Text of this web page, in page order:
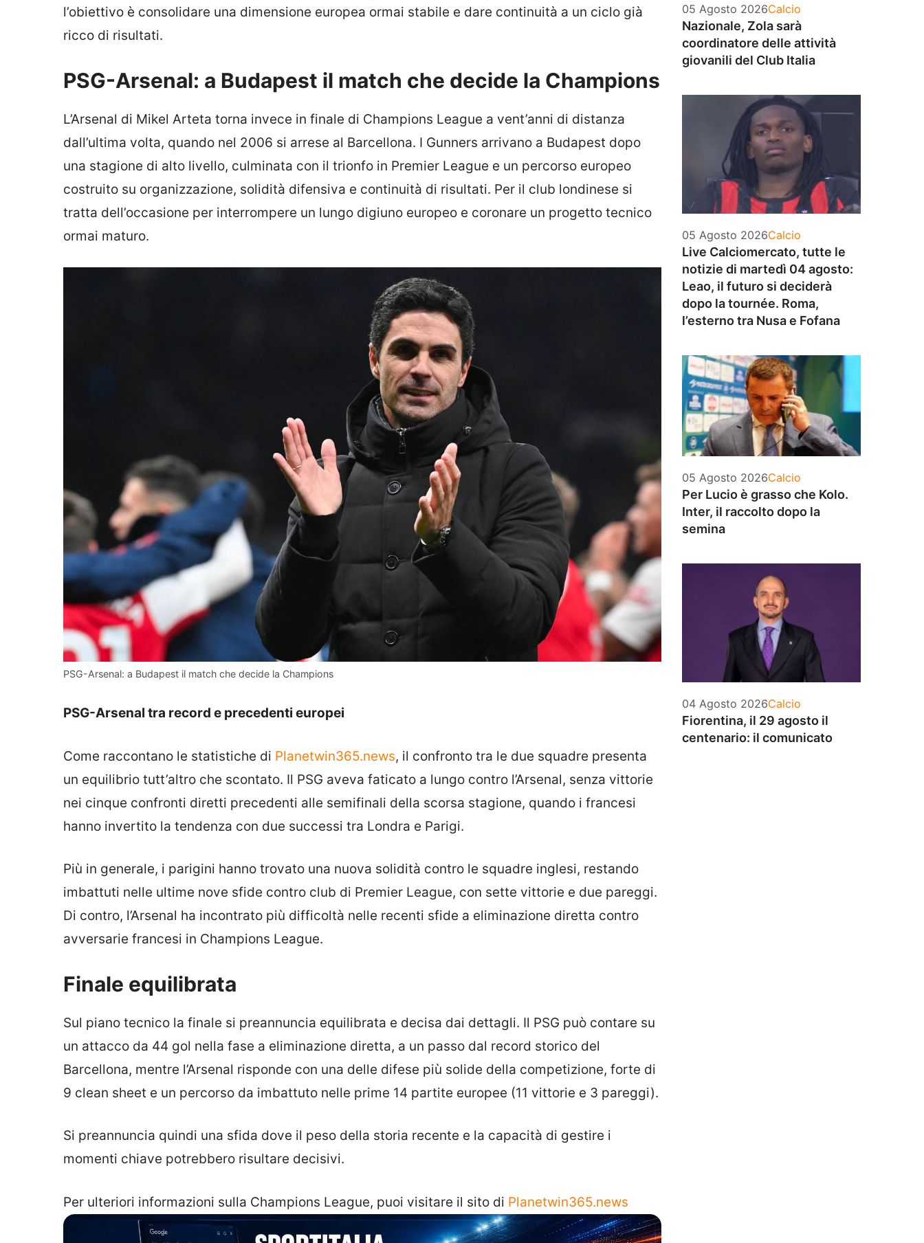
l’obiettivo è consolidare una dimensione europea ormai stabile e dare continuità a un ciclo già
ricco di risultati.
PSG-Arsenal: a Budapest il match che decide la Champions
L’Arsenal di Mikel Arteta torna invece in finale di Champions League a vent’anni di distanza
dall’ultima volta, quando nel 2006 si arrese al Barcellona. I Gunners arrivano a Budapest dopo
una stagione di alto livello, culminata con il trionfo in Premier League e un percorso europeo
costruito su organizzazione, solidità difensiva e continuità di risultati. Per il club londinese si
tratta dell’occasione per interrompere un lungo digiuno europeo e coronare un progetto tecnico
ormai maturo.
PSG-Arsenal: a Budapest il match che decide la Champions
PSG-Arsenal tra record e precedenti europei
Come raccontano le statistiche di Planetwin365.news, il confronto tra le due squadre presenta
un equilibrio tutt’altro che scontato. Il PSG aveva faticato a lungo contro l’Arsenal, senza vittorie
nei cinque confronti diretti precedenti alle semifinali della scorsa stagione, quando i francesi
hanno invertito la tendenza con due successi tra Londra e Parigi.
Più in generale, i parigini hanno trovato una nuova solidità contro le squadre inglesi, restando
imbattuti nelle ultime nove sfide contro club di Premier League, con sette vittorie e due pareggi.
Di contro, l’Arsenal ha incontrato più difficoltà nelle recenti sfide a eliminazione diretta contro
avversarie francesi in Champions League.
Finale equilibrata
Sul piano tecnico la finale si preannuncia equilibrata e decisa dai dettagli. Il PSG può contare su
un attacco da 44 gol nella fase a eliminazione diretta, a un passo dal record storico del
Barcellona, mentre l’Arsenal risponde con una delle difese più solide della competizione, forte di
9 clean sheet e un percorso da imbattuto nelle prime 14 partite europee (11 vittorie e 3 pareggi).
Si preannuncia quindi una sfida dove il peso della storia recente e la capacità di gestire i
momenti chiave potrebbero risultare decisivi.
Per ulteriori informazioni sulla Champions League, puoi visitare il sito di Planetwin365.news
05 Agosto 2026Categorie
Calcio
Nazionale, Zola sarà
coordinatore delle attività
giovanili del Club Italia
05 Agosto 2026Categorie
Calcio
Live Calciomercato, tutte le
notizie di martedì 04 agosto:
Leao, il futuro si deciderà
dopo la tournée. Roma,
l’esterno tra Nusa e Fofana
05 Agosto 2026Categorie
Calcio
Per Lucio è grasso che Kolo.
Inter, il raccolto dopo la
semina
04 Agosto 2026Categorie
Calcio
Fiorentina, il 29 agosto il
centenario: il comunicato